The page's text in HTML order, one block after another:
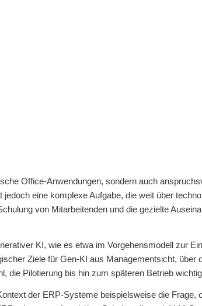
Office-Anwendungen, sondern auch
eine komplexe Aufgabe, die weit über
von Mitarbeitenden und die gezielte
KI, wie es etwa im Vorgehensmodell zur
Ziele für Gen-KI aus Managementsicht,
Pilotierung bis hin zum späteren Betrieb
der ERP-Systeme beispielsweise die